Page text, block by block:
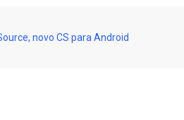
novo CS para Android